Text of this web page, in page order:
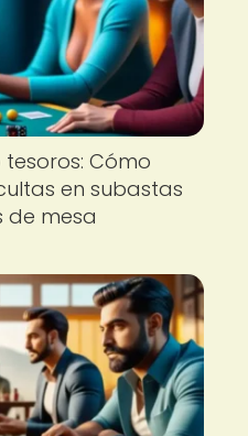
Cómo
en subastas
de mesa